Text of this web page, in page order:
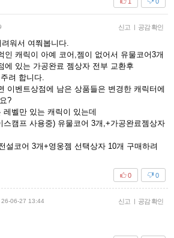
신고 | 공감 확인
워서 여쭤봅니다.
인 캐릭이 아예 코어,젬이 없어서 유물코어3개
에 있는 가공완료 젬상자 전부 교환후
려 합니다.
이벤트상점에 남은 상품들은 변경한 캐릭터에
?
벨만 있는 캐릭이 있는데
스캠프 사용중) 유물코어 3개,+가공완료젬상자
설코어 3개+영웅젬 선택상자 10개 구매하려
0
0
26-06-27 13:44 신고 | 공감 확인